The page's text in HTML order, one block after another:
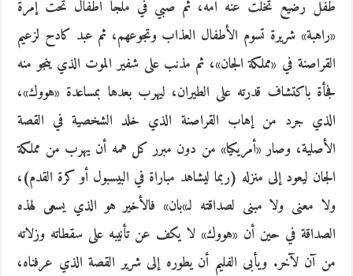
طفل رضيع تخلت عنه أمه، ثم صبي في ملجأ أطفال تحت إمرة
«راهبة» شريرة تسوم الأطفال العذاب وتجوعهم، ثم عبد كادح لزعيم
القراصنة في «مملكة الجان»، ثم مذنب على شفير الموت الذي ينجو منه
فجأة باكتشاف قدرته على الطيران، ليهرب بعدها بمساعدة «هووك»،
الذي جرد من إهاب القراصنة الذي خلد الشخصية في القصة
الأصلية، وصار «أمريكيا» من دون مبرر كل همه أن يهرب من مملكة
الجان ليعود إلى منزله (ربما ليشاهد مباراة في البيسبول أو كرة القدم)،
ولا معنى ولا مبنى لصداقته لـ»بان» فالأخير هو الذي يسعى لهذه
الصداقة في حين أن «هووك» لا يكف عن تأنيبه على سقطاته وزلاته
من آن لآخر. ويأبى الفليم أن يطوره إلى شرير القصة الذي عرفناه،